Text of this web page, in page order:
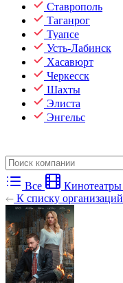
Ставрополь
Таганрог
Туапсе
Усть-Лабинск
Хасавюрт
Черкесск
Шахты
Элиста
Энгельс
Все Кинотеатры
К списку организаций